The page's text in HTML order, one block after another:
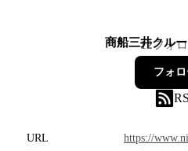
商船三井クル
12フォ
フォ
URL
https://